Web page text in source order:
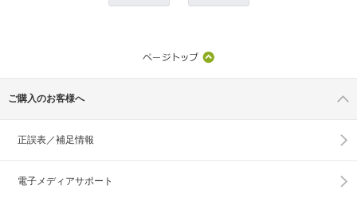
ご購入のお客様へ
正誤表／補足情報
電子メディアサポート